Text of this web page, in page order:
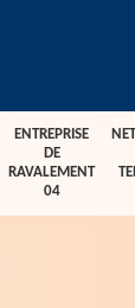
ENTREPRISE
DE
RAVALEMENT
04